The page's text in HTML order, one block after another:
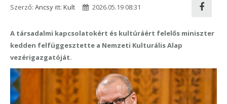
Szerző: Ancsy itt: Kult 2026.05.19 08:31
A társadalmi kapcsolatokért és kultúráért felelős miniszter
kedden felfüggesztette a Nemzeti Kulturális Alap
vezérigazgatóját.